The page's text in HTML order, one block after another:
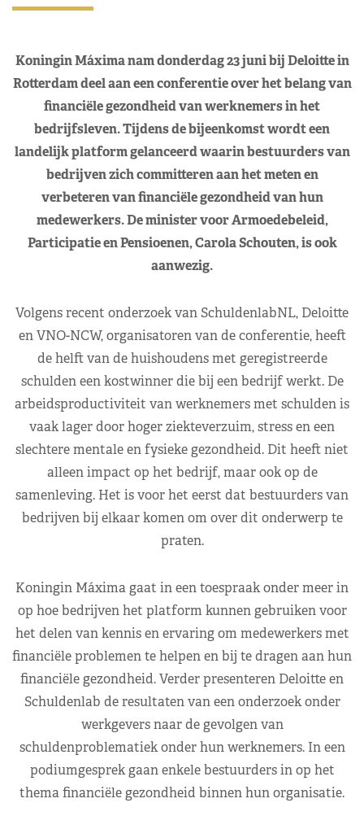
Koningin Máxima nam donderdag 23 juni bij Deloitte in
Rotterdam deel aan een conferentie over het belang van
financiële gezondheid van werknemers in het
bedrijfsleven. Tijdens de bijeenkomst wordt een
landelijk platform gelanceerd waarin bestuurders van
bedrijven zich committeren aan het meten en
verbeteren van financiële gezondheid van hun
medewerkers. De minister voor Armoedebeleid,
Participatie en Pensioenen, Carola Schouten, is ook
aanwezig.
Volgens recent onderzoek van SchuldenlabNL, Deloitte
en VNO-NCW, organisatoren van de conferentie, heeft
de helft van de huishoudens met geregistreerde
schulden een kostwinner die bij een bedrijf werkt. De
arbeidsproductiviteit van werknemers met schulden is
vaak lager door hoger ziekteverzuim, stress en een
slechtere mentale en fysieke gezondheid. Dit heeft niet
alleen impact op het bedrijf, maar ook op de
samenleving. Het is voor het eerst dat bestuurders van
bedrijven bij elkaar komen om over dit onderwerp te
praten.
Koningin Máxima gaat in een toespraak onder meer in
op hoe bedrijven het platform kunnen gebruiken voor
het delen van kennis en ervaring om medewerkers met
financiële problemen te helpen en bij te dragen aan hun
financiële gezondheid. Verder presenteren Deloitte en
Schuldenlab de resultaten van een onderzoek onder
werkgevers naar de gevolgen van
schuldenproblematiek onder hun werknemers. In een
podiumgesprek gaan enkele bestuurders in op het
thema financiële gezondheid binnen hun organisatie.